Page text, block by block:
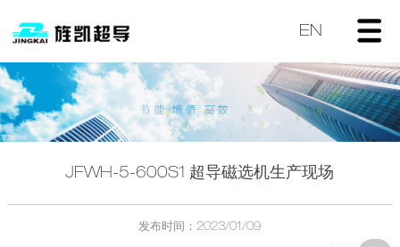
EN
JFWH-5-600S1 超导磁选机生产现场
发布时间：2023/01/09